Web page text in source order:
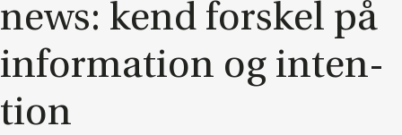
news: kend for­skel på
in­for­ma­tion og in­ten­
tion